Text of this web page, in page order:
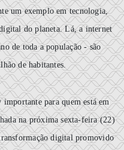
um exemplo em tecnologia,
do planeta. Lá, a internet
de toda a população - são
de habitantes.
para quem está em
na próxima sexta-feira (22)
digital promovido